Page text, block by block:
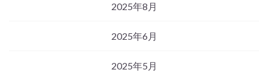
2025年8月
2025年6月
2025年5月